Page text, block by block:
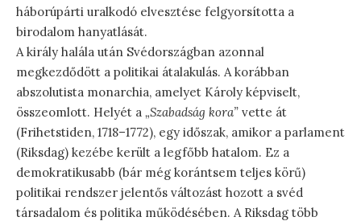
háborúpárti uralkodó elvesztése felgyorsította a
birodalom hanyatlását.
A király halála után Svédországban azonnal
megkezdődött a politikai átalakulás. A korábban
abszolutista monarchia, amelyet Károly képviselt,
összeomlott. Helyét a „Szabadság kora” vette át
(Frihetstiden, 1718–1772), egy időszak, amikor a parlament
(Riksdag) kezébe került a legfőbb hatalom. Ez a
demokratikusabb (bár még korántsem teljes körű)
politikai rendszer jelentős változást hozott a svéd
társadalom és politika működésében. A Riksdag több